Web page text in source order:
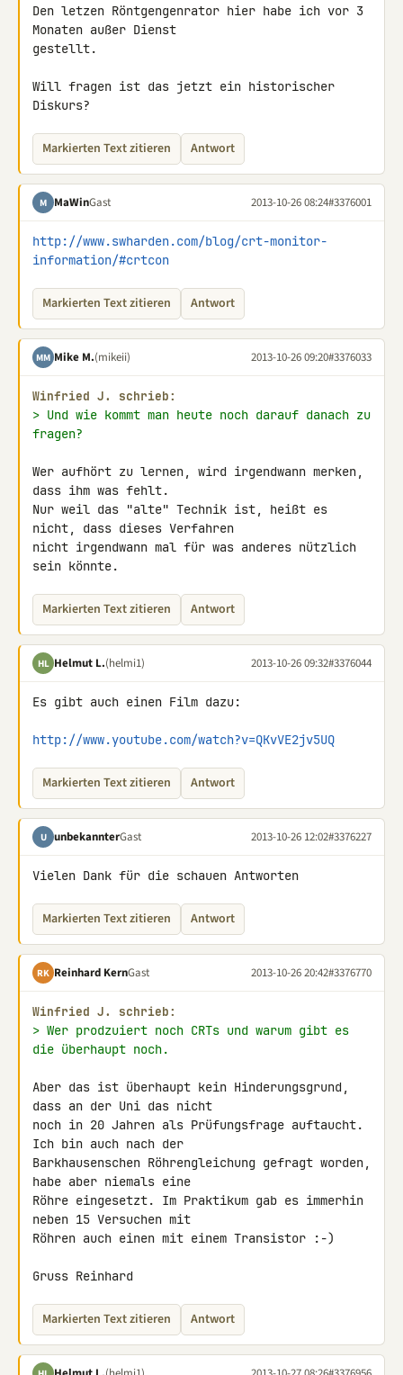
Den letzen Röntgengenrator hier habe ich vor 3
Monaten außer Dienst
gestellt.
Will fragen ist das jetzt ein historischer
Diskurs?
Markierten Text zitieren Antwort
M MaWinGast 2013-10-26 08:24#3376001
http://www.swharden.com/blog/crt-monitor-
information/#crtcon
Markierten Text zitieren Antwort
MM Mike M.(mikeii) 2013-10-26 09:20#3376033
Winfried J. schrieb:
> Und wie kommt man heute noch darauf danach zu
fragen?
Wer aufhört zu lernen, wird irgendwann merken,
dass ihm was fehlt.
Nur weil das "alte" Technik ist, heißt es
nicht, dass dieses Verfahren
nicht irgendwann mal für was anderes nützlich
sein könnte.
Markierten Text zitieren Antwort
HL Helmut L.(helmi1) 2013-10-26 09:32#3376044
Es gibt auch einen Film dazu:
http://www.youtube.com/watch?v=QKvVE2jv5UQ
Markierten Text zitieren Antwort
U unbekannterGast 2013-10-26 12:02#3376227
Vielen Dank für die schauen Antworten
Markierten Text zitieren Antwort
RK Reinhard KernGast 2013-10-26 20:42#3376770
Winfried J. schrieb:
> Wer prodzuiert noch CRTs und warum gibt es
die überhaupt noch.
Aber das ist überhaupt kein Hinderungsgrund,
dass an der Uni das nicht
noch in 20 Jahren als Prüfungsfrage auftaucht.
Ich bin auch nach der
Barkhausenschen Röhrengleichung gefragt worden,
habe aber niemals eine
Röhre eingesetzt. Im Praktikum gab es immerhin
neben 15 Versuchen mit
Röhren auch einen mit einem Transistor :-)
Gruss Reinhard
Markierten Text zitieren Antwort